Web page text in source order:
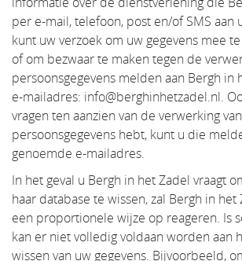
per e-mail, telefoon, post en/of SMS aan
kunt uw verzoek om uw gegevens mee
of om bezwaar te maken tegen de
persoonsgegevens melden aan Bergh in
e-mailadres: info@berghinhetzadel.nl.
vragen ten aanzien van de verwerking
persoonsgegevens hebt, kunt u die
genoemde e-mailadres.
In het geval u Bergh in het Zadel vraagt
haar database te wissen, zal Bergh in het
een proportionele wijze op reageren. Is
kan er niet volledig voldaan worden aan
wissen van uw gegevens. Bijvoorbeeld,